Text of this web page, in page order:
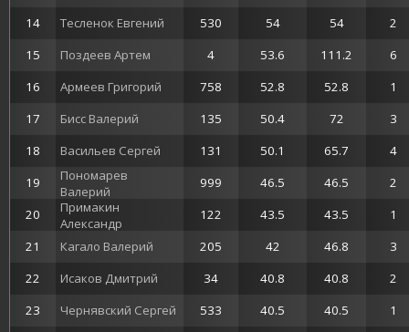
14
Тесленок Евгений 530 54 54
2
15
Поздеев Артем 4 53.6 111.2
6
16
Армеев Григорий 758 52.8 52.8
1
17
Бисс Валерий 135 50.4 72
3
18
Васильев Сергей 131 50.1 65.7
4
19
Пономарев
Валерий
999 46.5 46.5
2
20
Примакин
Александр
122 43.5 43.5
1
21
Кагало Валерий 205 42 46.8
3
22
Исаков Дмитрий 34 40.8 40.8
2
23
Чернявский Сергей 533 40.5 40.5
1